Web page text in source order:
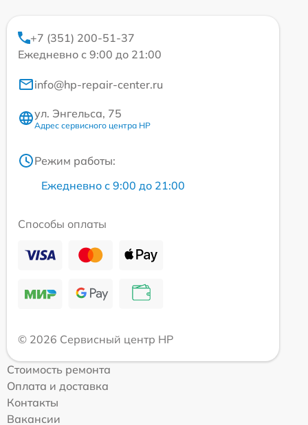
+7 (351) 200-51-37
Ежедневно с 9:00 до 21:00
info@hp-repair-center.ru
ул. Энгельса, 75
Адрес сервисного центра HP
Режим работы:
Ежедневно с 9:00 до 21:00
Способы оплаты
© 2026 Сервисный центр HP
Стоимость ремонта
Оплата и доставка
Контакты
Вакансии